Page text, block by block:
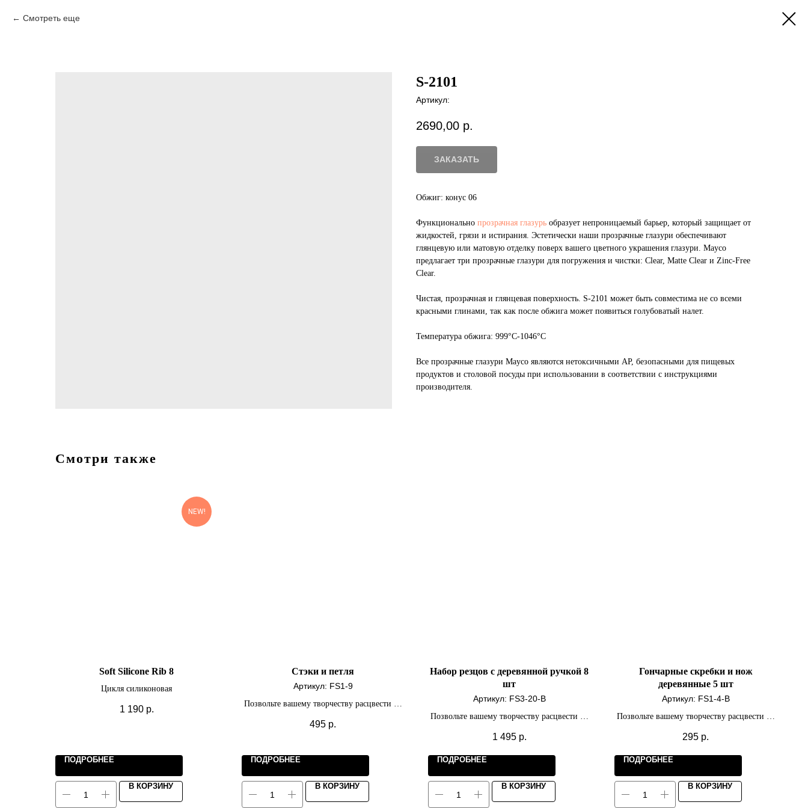
Смотреть еще
S-2101
Артикул:
2690,00 р.
ЗАКАЗАТЬ
Обжиг: конус 06
Функционально прозрачная глазурь образует непроницаемый барьер, который защищает от
жидкостей, грязи и истирания. Эстетически наши прозрачные глазури обеспечивают
глянцевую или матовую отделку поверх вашего цветного украшения глазури. Mayco
предлагает три прозрачные глазури для погружения и чистки: Clear, Matte Clear и Zinc-Free
Clear.
Чистая, прозрачная и глянцевая поверхность. S-2101 может быть совместима не со всеми
красными глинами, так как после обжига может появиться голубоватый налет.
Температура обжига: 999°C-1046°C
Все прозрачные глазури Mayco являются нетоксичными AP, безопасными для пищевых
продуктов и столовой посуды при использовании в соответствии с инструкциями
производителя.
Смотри также
NEW!
Soft Silicone Rib 8
Цикля силиконовая
1 190 р.
ПОДРОБНЕЕ
В КОРЗИНУ
Стэки и петля
Артикул: FS1-9
Позвольте вашему творчеству расцвести на
495 р.
ПОДРОБНЕЕ
В КОРЗИНУ
Набор резцов с деревянной ручкой 8
шт
Артикул: FS3-20-B
Позвольте вашему творчеству расцвести на
1 495 р.
ПОДРОБНЕЕ
В КОРЗИНУ
Гончарные скребки и нож
деревянные 5 шт
Артикул: FS1-4-B
Позвольте вашему творчеству расцвести на
295 р.
ПОДРОБНЕЕ
В КОРЗИНУ